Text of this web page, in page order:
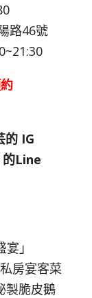
路46號
的 IG
Line
」
房宴客菜
製脆皮鵝